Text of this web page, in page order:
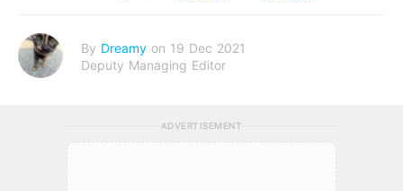
By Dreamy on 19 Dec 2021
Deputy Managing Editor
ADVERTISEMENT